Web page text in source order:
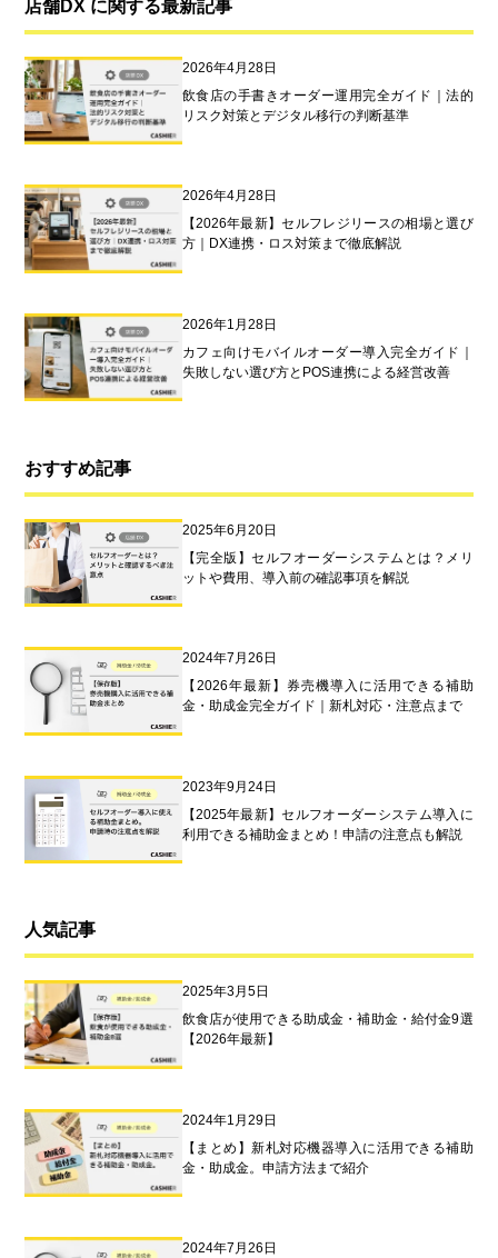
店舗DX に関する最新記事
2026年4月28日
飲食店の手書きオーダー運用完全ガイド｜法的
リスク対策とデジタル移行の判断基準
2026年4月28日
【2026年最新】セルフレジリースの相場と選び
方｜DX連携・ロス対策まで徹底解説
2026年1月28日
カフェ向けモバイルオーダー導入完全ガイド｜
失敗しない選び方とPOS連携による経営改善
おすすめ記事
2025年6月20日
【完全版】セルフオーダーシステムとは？メリ
ットや費用、導入前の確認事項を解説
2024年7月26日
【2026年最新】券売機導入に活用できる補助
金・助成金完全ガイド｜新札対応・注意点まで
2023年9月24日
【2025年最新】セルフオーダーシステム導入に
利用できる補助金まとめ！申請の注意点も解説
人気記事
2025年3月5日
飲食店が使用できる助成金・補助金・給付金9選
【2026年最新】
2024年1月29日
【まとめ】新札対応機器導入に活用できる補助
金・助成金。申請方法まで紹介
2024年7月26日